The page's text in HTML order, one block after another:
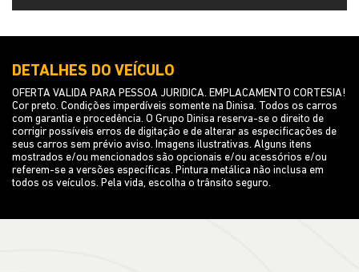
DETALHES DO VEÍCULO
OFERTA VALIDA PARA PESSOA JURIDICA. EMPLACAMENTO CORTESIA!
Cor preto. Condições imperdíveis somente na Dinisa. Todos os carros
com garantia e procedência. O Grupo Dinisa reserva-se o direito de
corrigir possíveis erros de digitação e de alterar as especificações de
seus carros sem prévio aviso. Imagens ilustrativas. Alguns itens
mostrados e/ou mencionados são opcionais e/ou acessórios e/ou
referem-se a versões específicas. Pintura metálica não inclusa em
todos os veículos. Pela vida, escolha o trânsito seguro.